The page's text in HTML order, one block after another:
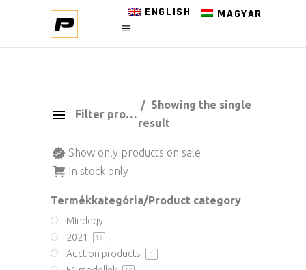
ENGLISH MAGYAR
Filter products
Showing the single
result
Show only products on sale
In stock only
Termékkategória/Product category
Mindegy
2021
13
Auction products 1